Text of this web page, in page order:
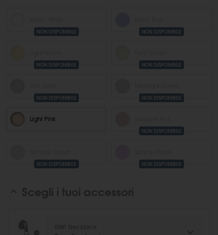
NON DISPONIBILE NON DISPONIBILE
NON DISPONIBILE NON DISPONIBILE
NON DISPONIBILE NON DISPONIBILE
Light Pink
NON DISPONIBILE
NON DISPONIBILE NON DISPONIBILE